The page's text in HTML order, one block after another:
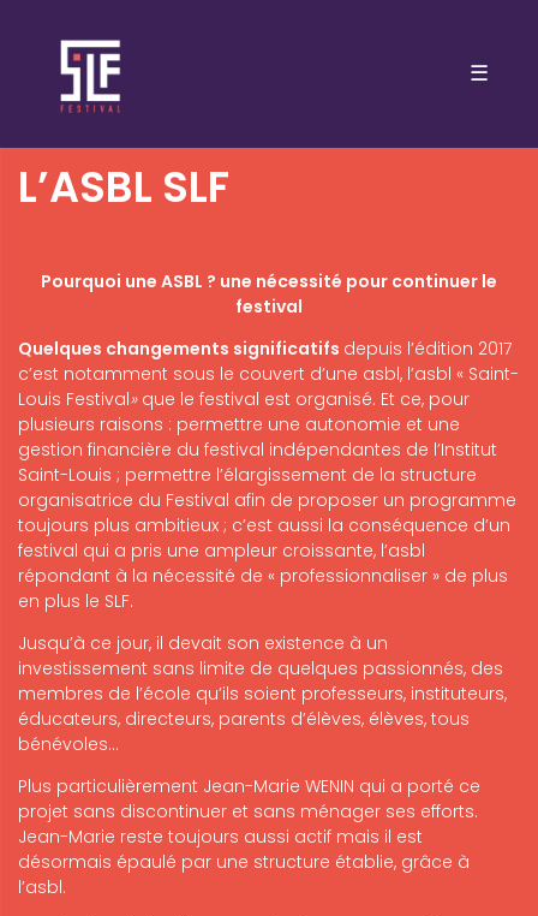
☰
L’ASBL SLF
Pourquoi une ASBL ? une nécessité pour continuer le
festival
Quelques changements significatifs depuis l’édition 2017
c’est notamment sous le couvert d’une asbl, l’asbl « Saint-
Louis Festival»que le festival est organisé. Et ce, pour
plusieurs raisons : permettre une autonomie et une
gestion financière du festival indépendantes de l’Institut
Saint-Louis ; permettre l’élargissement de la structure
organisatrice du Festival afin de proposer un programme
toujours plus ambitieux ; c’est aussi la conséquence d’un
festival qui a pris une ampleur croissante, l’asbl
répondant à la nécessité de « professionnaliser » de plus
en plus le SLF.
Jusqu’à ce jour, il devait son existence à un
investissement sans limite de quelques passionnés, des
membres de l’école qu’ils soient professeurs, instituteurs,
éducateurs, directeurs, parents d’élèves, élèves, tous
bénévoles…
Plus particulièrement Jean-Marie WENIN qui a porté ce
projet sans discontinuer et sans ménager ses efforts.
Jean-Marie reste toujours aussi actif mais il est
désormais épaulé par une structure établie, grâce à
l’asbl.